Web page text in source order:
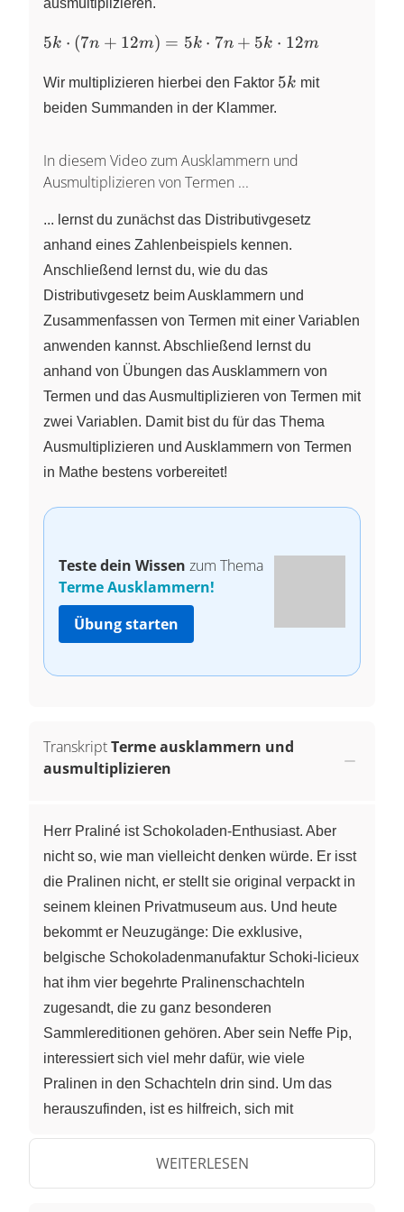
ausmultiplizieren.
5k
(7n
+
\cdot
7n +
\cdot
12m
5k ⋅ (7n + 12m) = 5k ⋅ 7n + 5k ⋅ 12m
Wir multiplizieren hierbei den Faktor 5k
5k mit
beiden Summanden in der Klammer.
In diesem Video zum Ausklammern und
Ausmultiplizieren von Termen ...
... lernst du zunächst das Distributivgesetz
anhand eines Zahlenbeispiels kennen.
Anschließend lernst du, wie du das
Distributivgesetz beim Ausklammern und
Zusammenfassen von Termen mit einer Variablen
anwenden kannst. Abschließend lernst du
anhand von Übungen das Ausklammern von
Termen und das Ausmultiplizieren von Termen mit
zwei Variablen. Damit bist du für das Thema
Ausmultiplizieren und Ausklammern von Termen
in Mathe bestens vorbereitet!
Teste dein Wissen zum Thema
Terme Ausklammern!
Übung starten
TranskriptTerme ausklammern und
ausmultiplizieren
Herr Praliné ist Schokoladen-Enthusiast. Aber
nicht so, wie man vielleicht denken würde. Er isst
die Pralinen nicht, er stellt sie original verpackt in
seinem kleinen Privatmuseum aus. Und heute
bekommt er Neuzugänge: Die exklusive,
belgische Schokoladenmanufaktur Schoki-licieux
hat ihm vier begehrte Pralinenschachteln
zugesandt, die zu ganz besonderen
Sammlereditionen gehören. Aber sein Neffe Pip,
interessiert sich viel mehr dafür, wie viele
Pralinen in den Schachteln drin sind. Um das
herauszufinden, ist es hilfreich, sich mit
Bevor wir uns aber mit den Sondereditionen
beschäftigen, betrachten wir zwei gewöhnliche
WEITERLESEN